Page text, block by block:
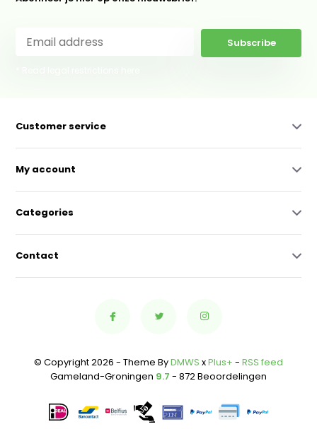
Subscribe
Customer service
My account
Categories
Contact
© Copyright 2026 - Theme ByDMWS xPlus+ - RSS feed
Gameland-Groningen 9.7 - 872 Beoordelingen